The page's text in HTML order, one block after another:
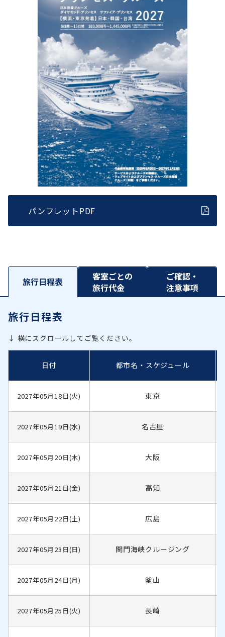
パンフレットPDF
旅行日程表
客室ごとの
旅行代金
ご確認・
注意事項
旅行日程表
↓ 横にスクロールしてご覧ください。
日付 都市名・スケジュール
2027年05月18日(火) 東京
2027年05月19日(水) 名古屋
2027年05月20日(木) 大阪
2027年05月21日(金) 高知
2027年05月22日(土) 広島
2027年05月23日(日) 関門海峡クルージング
2027年05月24日(月) 釜山
2027年05月25日(火) 長崎